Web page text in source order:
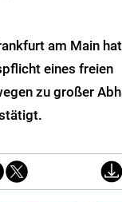
am Main
eines freien
zu großer